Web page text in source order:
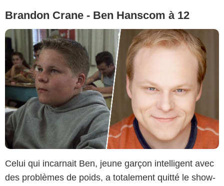
Brandon Crane - Ben Hanscom à 12
Celui qui incarnait Ben, jeune garçon intelligent avec
des problèmes de poids, a totalement quitté le show-